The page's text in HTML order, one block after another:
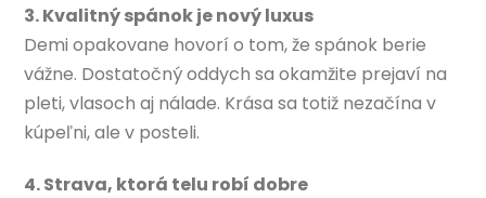
3. Kvalitný spánok je nový luxus
Demi opakovane hovorí o tom, že spánok berie
vážne. Dostatočný oddych sa okamžite prejaví na
pleti, vlasoch aj nálade. Krása sa totiž nezačína v
kúpeľni, ale v posteli.
4. Strava, ktorá telu robí dobre